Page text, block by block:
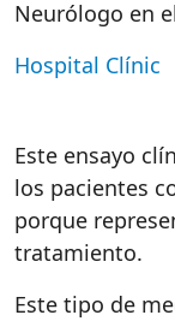
Neurólogo en
Hospital Clínic
Este ensayo
los pacientes
porque
tratamiento.
Este tipo de